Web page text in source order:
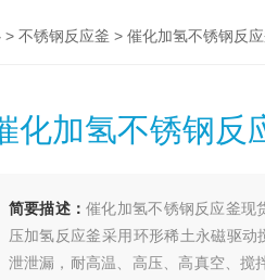
> 不锈钢反应釜 > 催化加氢不锈钢反
化加氢不锈钢反
简要描述：催化加氢不锈钢反应釜现
压加氢反应釜采用环形稀土永磁驱
泄泄漏，耐高温、高压、高真空、搅